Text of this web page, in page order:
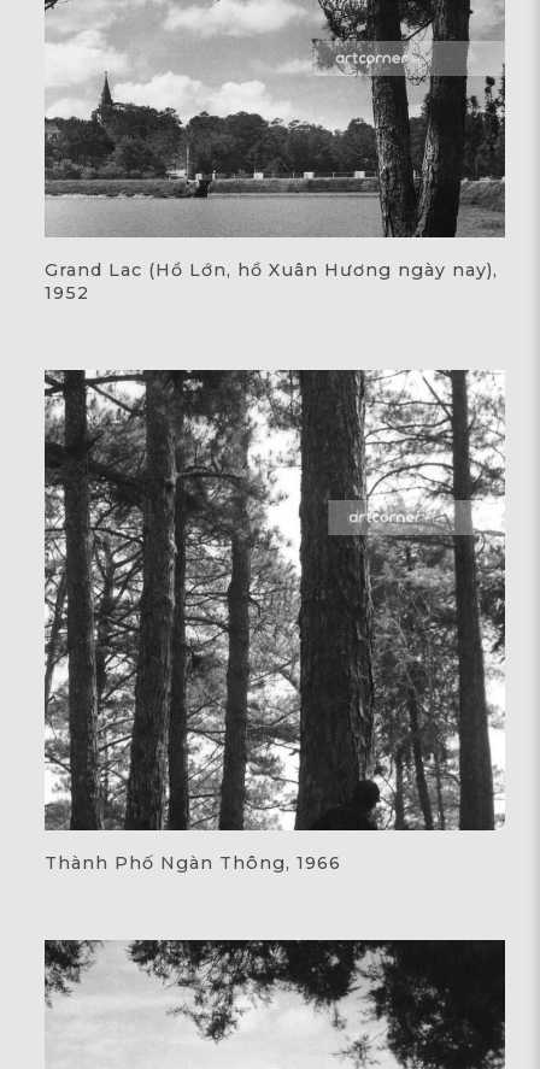
Grand Lac (Hồ Lớn, hồ Xuân Hương ngày nay),
1952
Thành Phố Ngàn Thông, 1966